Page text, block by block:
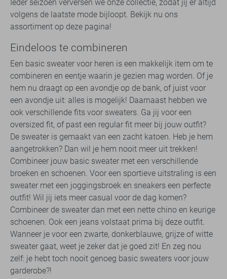
Ieder seizoen verversen we onze collectie, zodat jij er altijd
volgens de laatste mode bijloopt. Bekijk nu ons
assortiment op deze pagina!
Eindeloos te combineren
Een basic sweater voor heren is een makkelijk item om te
combineren en eentje waarin je gezien mag worden. Of je
hem nu draagt op een avondje op de bank, of juist voor
een avondje uit: alles is mogelijk! Daarnaast hebben we
ook verschillende fits voor sweaters. Ga jij voor een
oversized fit, of past een regular fit meer bij jouw outfit?
De sweater is gemaakt van een zacht katoen. Heb je hem
aangetrokken? Dan wil je hem nooit meer uit trekken!
Combineer jouw basic sweater met een verschillende
broeken en schoenen. Voor een sportieve uitstraling is een
sweater met een joggingsbroek en sneakers een perfecte
outfit! Wil jij iets meer casual voor de dag komen?
Combineer de sweater dan met een nette chino en keurige
schoenen. Ook een jeans volstaat prima bij deze outfit.
Wanneer je voor een zwarte, donkerblauwe, grijze of witte
sweater gaat, weet je zeker dat je goed zit! En zeg nou
zelf: je hebt toch nooit genoeg basic sweaters voor jouw
garderobe?!